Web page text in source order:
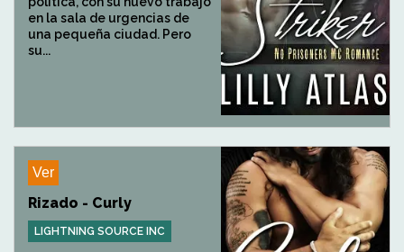
en la sala de urgencias de
una pequeña ciudad. Pero
su...
Ver
Rizado - Curly
LIGHTNING SOURCE INC